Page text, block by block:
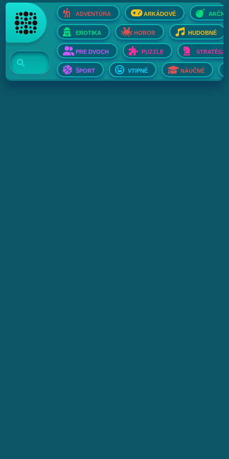
ADVENTÚRA ARKÁDOVÉ AKČNÉ
EROTIKA HOROR HUDOBNÉ
PRE DVOCH PUZZLE STRATÉGIE
ŠPORT VTIPNÉ NÁUČNÉ